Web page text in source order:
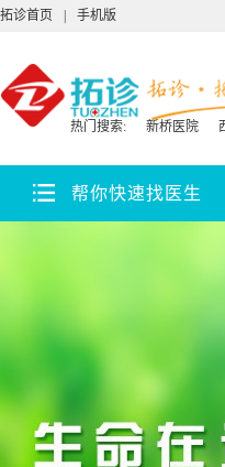
拓诊首页 手机版
热门搜索: 新桥医院
帮你快速找医生